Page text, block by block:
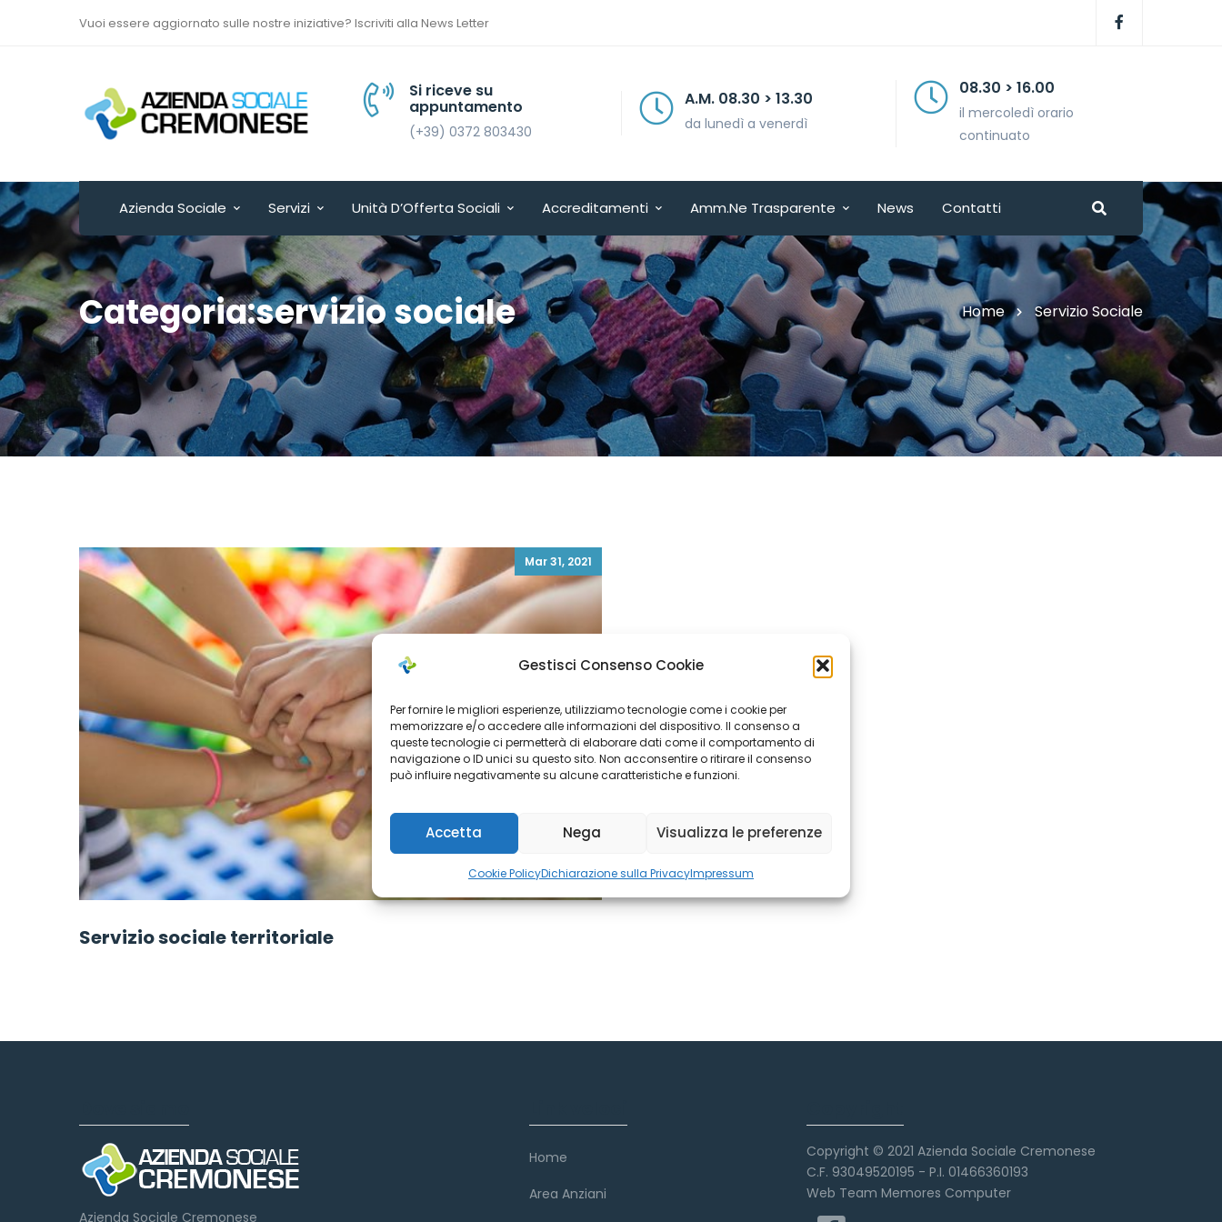
Gestisci Consenso Cookie
Per fornire le migliori esperienze, utilizziamo tecnologie come i cookie per
memorizzare e/o accedere alle informazioni del dispositivo. Il consenso a
queste tecnologie ci permetterà di elaborare dati come il comportamento di
navigazione o ID unici su questo sito. Non acconsentire o ritirare il consenso
può influire negativamente su alcune caratteristiche e funzioni.
Accetta Nega Visualizza le preferenze
Cookie PolicyDichiarazione sulla PrivacyImpressum
Vuoi essere aggiornato sulle nostre iniziative? Iscriviti alla News Letter
Via Sant’Antonio del
Fuoco n. 9/A
Cremona - ITALY
Si riceve su
appuntamento
(+39) 0372 803430
A.M. 08.30 > 13.30
da lunedì a venerdì
08.30 > 16.00
il mercoledì orario
continuato
Azienda Sociale Servizi Unità D’Offerta Sociali Accreditamenti Amm.ne Trasparente News Contatti
Categoria:servizio sociale Home Servizio Sociale
Mar 31, 2021
Servizio sociale territoriale
Azienda Sociale Cremonese
Home
Area Anziani
Copyright © 2021 Azienda Sociale Cremonese
C.F. 93049520195 - P.I. 01466360193
Web Team Memores Computer